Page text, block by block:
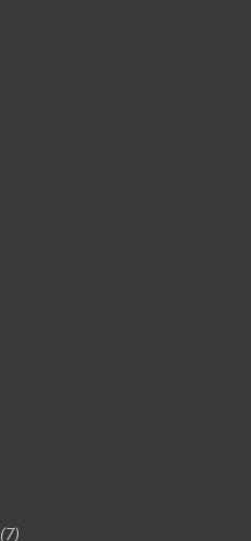
(7)